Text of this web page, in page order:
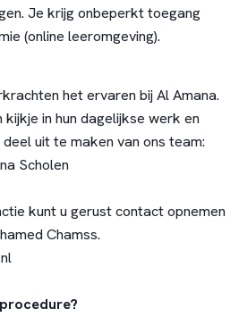
Je krijg onbeperkt toegang
(online leeromgeving).
het ervaren bij Al Amana.
kijkje in hun dagelijkse werk en
uit te maken van ons team:
Scholen
kunt u gerust contact opnemen
Chamss.